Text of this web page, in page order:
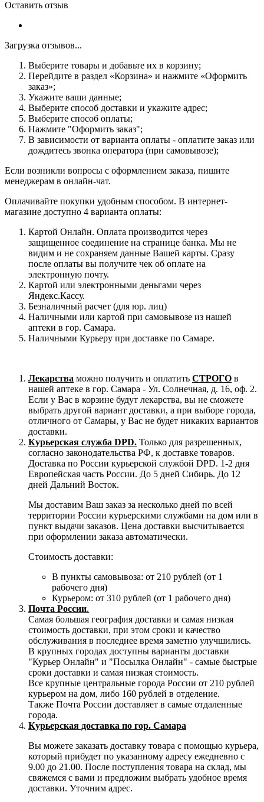
Оставить отзыв
Загрузка отзывов...
Выберите товары и добавьте их в корзину;
Перейдите в раздел «Корзина» и нажмите «Оформить
заказ»;
Укажите ваши данные;
Выберите способ доставки и укажите адрес;
Выберите способ оплаты;
Нажмите "Оформить заказ";
В зависимости от варианта оплаты - оплатите заказ или
дождитесь звонка оператора (при самовывозе);
Если возникли вопросы с оформлением заказа, пишите
менеджерам в онлайн-чат.
Оплачивайте покупки удобным способом. В интернет-
магазине доступно 4 варианта оплаты:
Картой Онлайн. Оплата производится через
защищенное соединение на странице банка. Мы не
видим и не сохраняем данные Вашей карты. Сразу
после оплаты вы получите чек об оплате на
электронную почту.
Картой или электронными деньгами через
Яндекс.Кассу.
Безналичный расчет (для юр. лиц)
Наличными или картой при самовывозе из нашей
аптеки в гор. Самара.
Наличными Курьеру при доставке по Самаре.
Лекарства можно получить и оплатить СТРОГО в
нашей аптеке в гор. Самара - Ул. Солнечная, д. 16, оф. 2.
Если у Вас в корзине будут лекарства, вы не сможете
выбрать другой вариант доставки, а при выборе города,
отличного от Самары, у Вас не будет никаких вариантов
доставки.
Курьерская служба DPD. Только для разрешенных,
согласно законодательства РФ, к доставке товаров.
Доставка по России курьерской службой DPD. 1-2 дня
Европейская часть России. До 5 дней Сибирь. До 12
дней Дальний Восток.
Мы доставим Ваш заказ за несколько дней по всей
территории России курьерскими службами на дом или в
пункт выдачи заказов. Цена доставки высчитывается
при оформлении заказа автоматически.
Стоимость доставки:
В пункты самовывоза: от 210 рублей (от 1
рабочего дня)
Курьером: от 310 рублей (от 1 рабочего дня)
Почта России.
Самая большая география доставки и самая низкая
стоимость доставки, при этом сроки и качество
обслуживания в последнее время заметно улучшились.
В крупных городах доступны варианты доставки
"Курьер Онлайн" и "Посылка Онлайн" - самые быстрые
сроки доставки и самая низкая стоимость.
Все крупные центральные города России от 210 рублей
курьером на дом, либо 160 рублей в отделение.
Также Почта России доставляет в самые отдаленные
города.
Курьерская доставка по гор. Самара
Вы можете заказать доставку товара с помощью курьера,
который прибудет по указанному адресу ежедневно с
9.00 до 21.00. После поступления товара на склад, мы
свяжемся с вами и предложим выбрать удобное время
доставки. Уточним адрес.